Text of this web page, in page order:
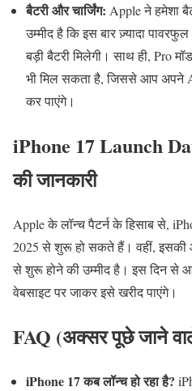
बैटरी और चार्जिंग: Apple ने हमेशा
उम्मीद है कि इस बार ज़्यादा
बड़ी बैटरी मिलेगी। साथ ही, Pro
भी मिल सकता है, जिससे आप अपने
कर पाएंगे।
iPhone 17 Launch
की जानकारी
Apple के लॉन्च पैटर्न के हिसाब से,
2025 से शुरू हो सकते हैं। वहीं,
से शुरू होने की उम्मीद है। इस दिन से
वेबसाइट पर जाकर इसे खरीद पाएंगे।
FAQ (अक्सर पूछे जाने
iPhone 17 कब लॉन्च हो रहा है?